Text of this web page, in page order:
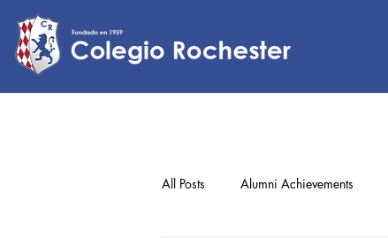
All Posts Alumni Achievements